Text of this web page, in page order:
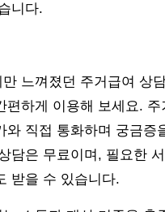
니다.
만 느껴졌던 주거급여 상
편하게 이용해 보세요. 주
와 직접 통화하며 궁금증
담은 무료이며, 필요한
받을 수 있습니다.